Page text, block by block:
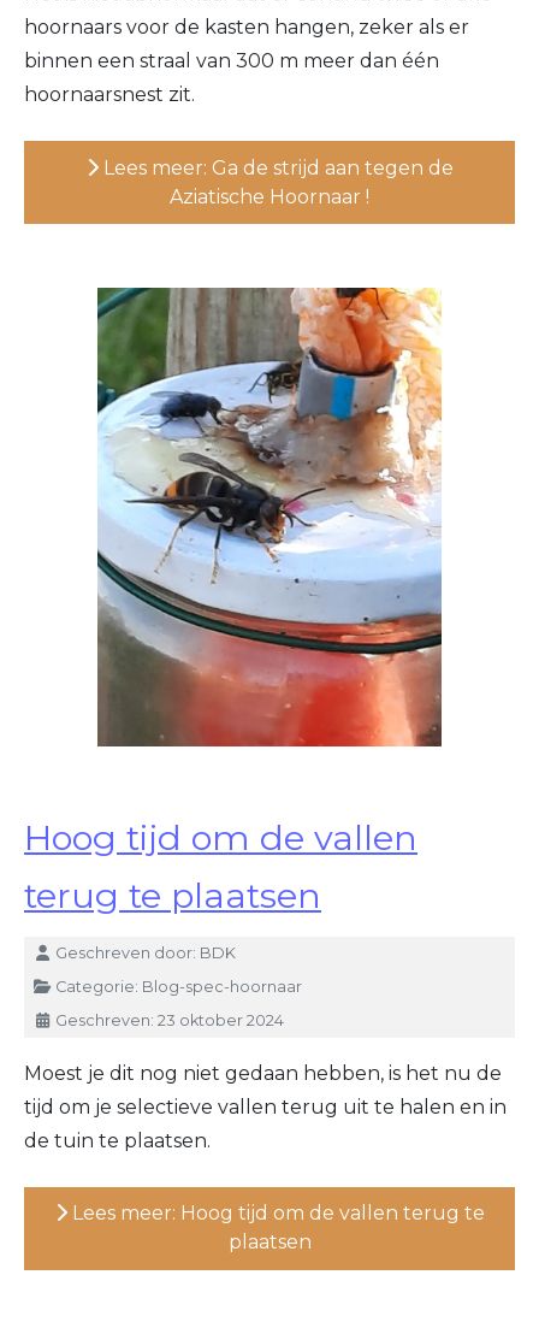
hoornaars voor de kasten hangen, zeker als er
binnen een straal van 300 m meer dan één
hoornaarsnest zit.
Lees meer: Ga de strijd aan tegen de
Aziatische Hoornaar !
Hoog tijd om de vallen
terug te plaatsen
DetailsGeschreven door: BDK
Categorie: Blog-spec-hoornaar
Geschreven: 23 oktober 2024
Moest je dit nog niet gedaan hebben, is het nu de
tijd om je selectieve vallen terug uit te halen en in
de tuin te plaatsen.
Lees meer: Hoog tijd om de vallen terug te
plaatsen